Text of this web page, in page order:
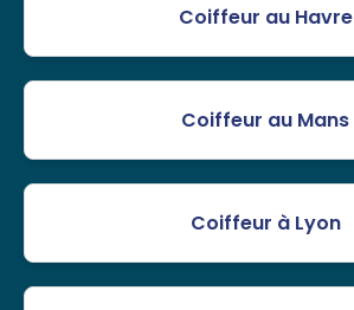
Coiffeur au Havre
Coiffeur au Mans
Coiffeur à Lyon